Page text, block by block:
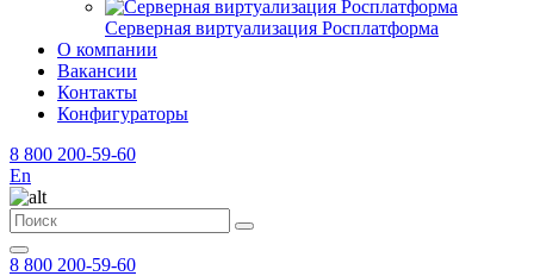
Серверная виртуализация Росплатформа
О компании
Вакансии
Контакты
Конфигураторы
8 800 200-59-60
En
8 800 200-59-60